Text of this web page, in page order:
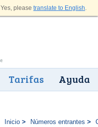
Yes, please translate to English.
Tarifas Ayuda
Inicio Números entrantes